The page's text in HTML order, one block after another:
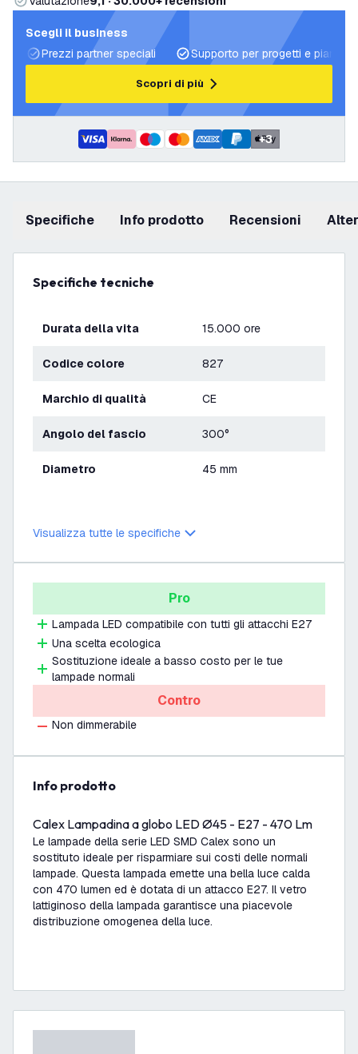
Scegli il business
Prezzi partner speciali
Supporto per progetti e piani di
Scopri di più
+3
Specifiche info prodotto recensioni
Specifiche tecniche
Durata della vita 15.000 ore
Codice colore 827
Marchio di qualità CE
Angolo del fascio 300°
Diametro 45 mm
Visualizza tutte le specifiche
Pro
Lampada LED compatibile con tutti gli attacchi E27
Una scelta ecologica
Sostituzione ideale a basso costo per le tue
lampade normali
Contro
Non dimmerabile
info prodotto
Calex Lampadina a globo LED Ø45 - E27 - 470 Lm
Le lampade della serie LED SMD Calex sono un
sostituto ideale per risparmiare sui costi delle normali
lampade. Questa lampada emette una bella luce calda
con 470 lumen ed è dotata di un attacco E27. Il vetro
lattiginoso della lampada garantisce una piacevole
distribuzione omogenea della luce.